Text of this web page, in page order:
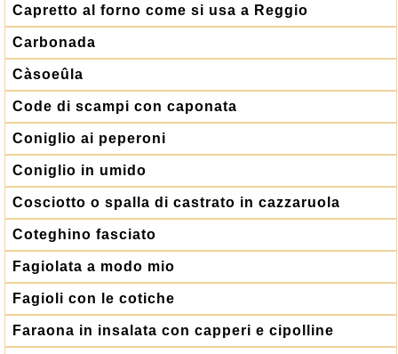
Capretto al forno come si usa a Reggio
Carbonada
Càsoeûla
Code di scampi con caponata
Coniglio ai peperoni
Coniglio in umido
Cosciotto o spalla di castrato in cazzaruola
Coteghino fasciato
Fagiolata a modo mio
Fagioli con le cotiche
Faraona in insalata con capperi e cipolline